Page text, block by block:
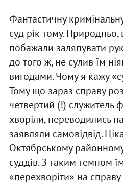
Фантастичну
суд рік тому.
побажали заляпувати
до того ж, не сулив їм
вигодами. Чому я кажу
Тому що зараз справу
четвертий (!) служитель
хворіли, переводились
заявляли самовідвід.
Октябрському
суддів. З таким темпом
«перехворіти» на